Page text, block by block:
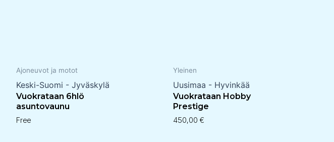
Ajoneuvot ja motot
Keski-Suomi - Jyväskylä
Vuokrataan 6hlö
asuntovaunu
Free
Yleinen
Uusimaa - Hyvinkää
Vuokrataan Hobby
Prestige
450,00 €